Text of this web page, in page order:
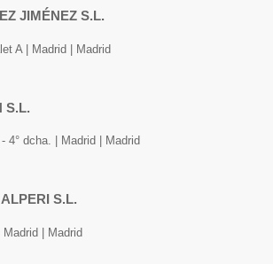
JIMÉNEZ S.L.
A | Madrid | Madrid
S.L.
4° dcha. | Madrid | Madrid
S.L.
| Madrid